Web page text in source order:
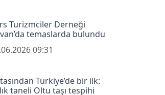
Turizmciler Derneği
temaslarda bulundu
09:31
Türkiye’de bir ilk:
taneli Oltu taşı tespihi